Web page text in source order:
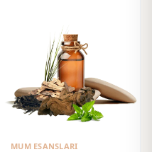
MUM ESANSLARI